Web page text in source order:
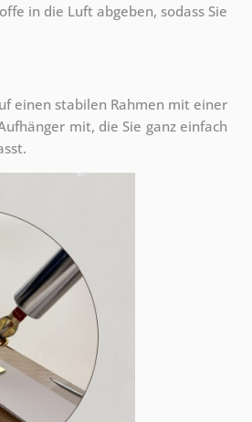
in die Luft abgeben, sodass Sie
einen stabilen Rahmen mit einer
mit, die Sie ganz einfach